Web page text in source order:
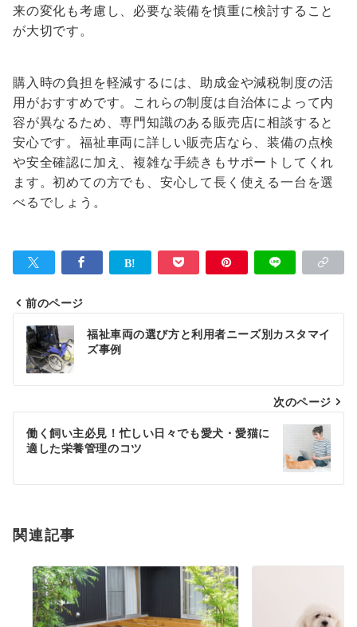
来の変化も考慮し、必要な装備を慎重に検討すること
が大切です。
購入時の負担を軽減するには、助成金や減税制度の活
用がおすすめです。これらの制度は自治体によって内
容が異なるため、専門知識のある販売店に相談すると
安心です。福祉車両に詳しい販売店なら、装備の点検
や安全確認に加え、複雑な手続きもサポートしてくれ
ます。初めての方でも、安心して長く使える一台を選
べるでしょう。
投
稿
ナ
ビ
ゲ
シ
ン
前のページ
福祉車両の選び方と利用者ニーズ別カスタマイ
ズ事例
次のページ
働く飼い主必見！忙しい日々でも愛犬・愛猫に
適した栄養管理のコツ
関連記事